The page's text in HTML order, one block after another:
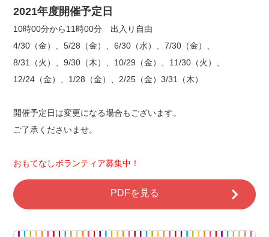
2021年度開催予定日
10時00分から11時00分 出入り自由
4/30（金）、5/28（金）、6/30（水）、7/30（金）、
8/31（火）、9/30（木）、10/29（金）、11/30（火）、
12/24（金）、1/28（金）、2/25（金）3/31（木）
開催予定日は変更になる場合もございます。
ご了承くださいませ。
おもてなしボランティア募集中！
PDFを見る